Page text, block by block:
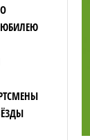
ЮБИЛЕЮ